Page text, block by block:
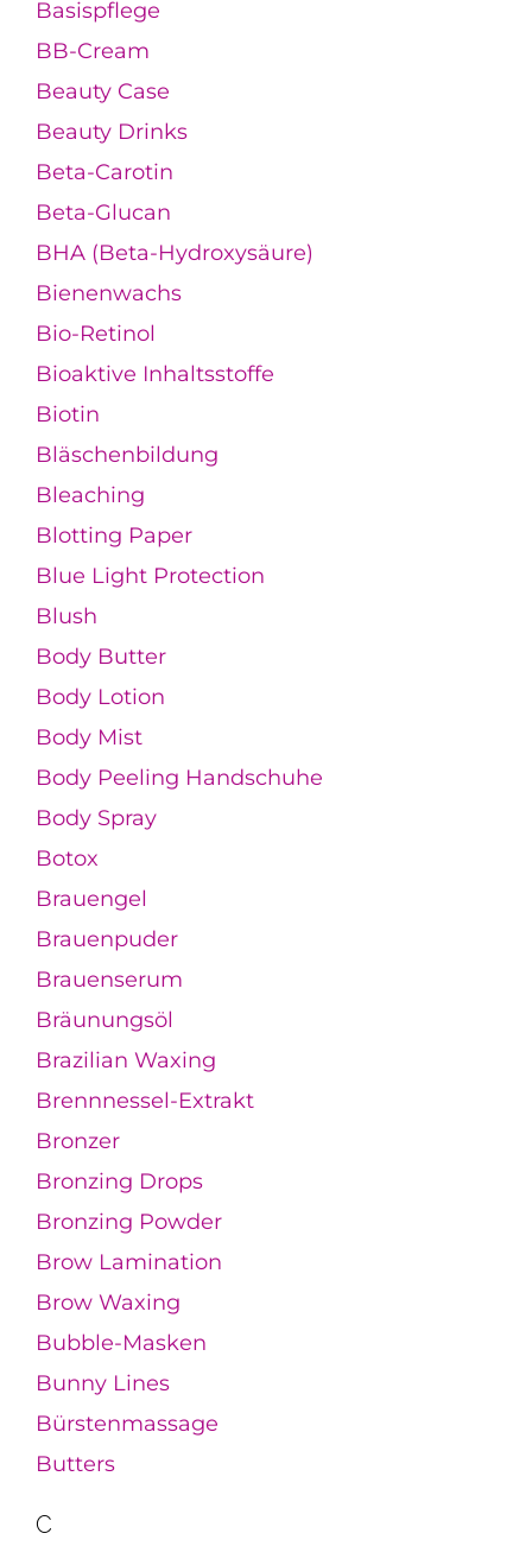
Basispflege
BB-Cream
Beauty Case
Beauty Drinks
Beta-Carotin
Beta-Glucan
BHA (Beta-Hydroxysäure)
Bienenwachs
Bio-Retinol
Bioaktive Inhaltsstoffe
Biotin
Bläschenbildung
Bleaching
Blotting Paper
Blue Light Protection
Blush
Body Butter
Body Lotion
Body Mist
Body Peeling Handschuhe
Body Spray
Botox
Brauengel
Brauenpuder
Brauenserum
Bräunungsöl
Brazilian Waxing
Brennnessel-Extrakt
Bronzer
Bronzing Drops
Bronzing Powder
Brow Lamination
Brow Waxing
Bubble-Masken
Bunny Lines
Bürstenmassage
Butters
C